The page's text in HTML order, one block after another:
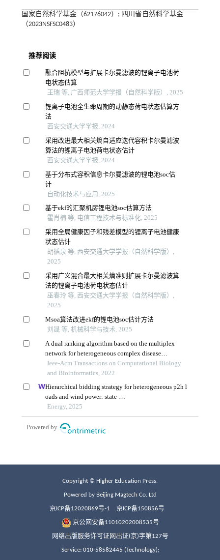
国家自然科学基金（62176042）; 四川省自然科学基金
（2023NSFSC0483）
Copyright © Higher Education Press.
Powered by Beijing Magtech Co. Ltd
京ICP备12020869号-1 京ICP备150856号
京公网安备11010202008535号
网络出版服务许可证网出证(京)字第127号
Service: 010-58582445 (Technology);